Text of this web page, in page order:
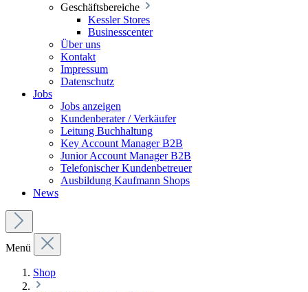
Geschäftsbereiche
Kessler Stores
Businesscenter
Über uns
Kontakt
Impressum
Datenschutz
Jobs
Jobs anzeigen
Kundenberater / Verkäufer
Leitung Buchhaltung
Key Account Manager B2B
Junior Account Manager B2B
Telefonischer Kundenbetreuer
Ausbildung Kaufmann Shops
News
Menü
Shop